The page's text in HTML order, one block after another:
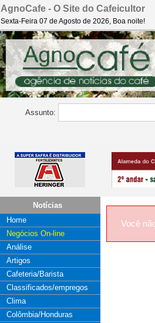
AgnoCafe - O Site do Cafeicultor
Sexta-Feira 07 de Agosto de 2026, Boa noite!
Assunto:
Notícias
Home
Negócios On-line
Análise
Artigos
Cafeteria/Barista
Classificados/empregos
Clima
Colômbia/Honduras
Você